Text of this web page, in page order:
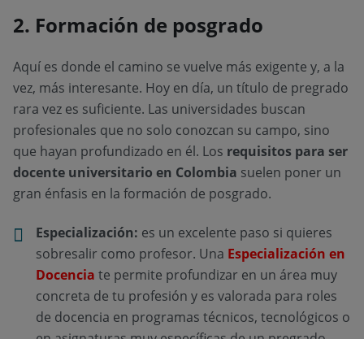
2. Formación de posgrado
Aquí es donde el camino se vuelve más exigente y, a la
vez, más interesante. Hoy en día, un título de pregrado
rara vez es suficiente. Las universidades buscan
profesionales que no solo conozcan su campo, sino
que hayan profundizado en él. Los requisitos para ser
docente universitario en Colombia suelen poner un
gran énfasis en la formación de posgrado.
Especialización: es un excelente paso si quieres
sobresalir como profesor. Una Especialización en
Docencia te permite profundizar en un área muy
concreta de tu profesión y es valorada para roles
de docencia en programas técnicos, tecnológicos o